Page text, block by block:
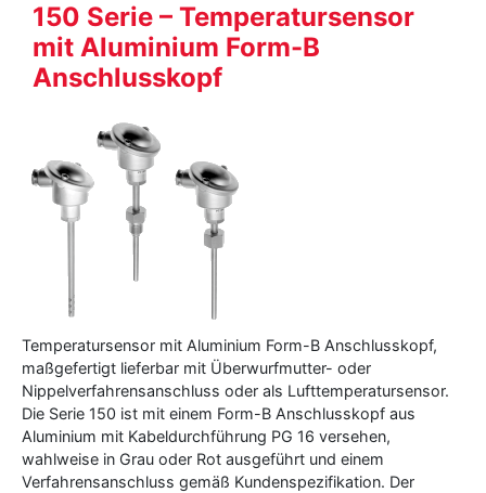
150 Serie – Temperatursensor
mit Aluminium Form-B
Anschlusskopf
Temperatursensor mit Aluminium Form-B Anschlusskopf,
maßgefertigt lieferbar mit Überwurfmutter- oder
Nippelverfahrensanschluss oder als Lufttemperatursensor.
Die Serie 150 ist mit einem Form-B Anschlusskopf aus
Aluminium mit Kabeldurchführung PG 16 versehen,
wahlweise in Grau oder Rot ausgeführt und einem
Verfahrensanschluss gemäß Kundenspezifikation. Der